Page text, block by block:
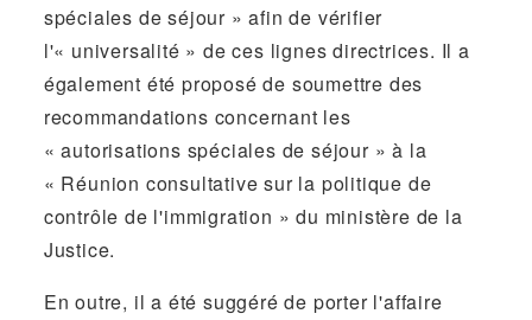
spéciales de séjour » afin de vérifier
l'« universalité » de ces lignes directrices. Il a
également été proposé de soumettre des
recommandations concernant les
« autorisations spéciales de séjour » à la
« Réunion consultative sur la politique de
contrôle de l'immigration » du ministère de la
Justice.
En outre, il a été suggéré de porter l'affaire